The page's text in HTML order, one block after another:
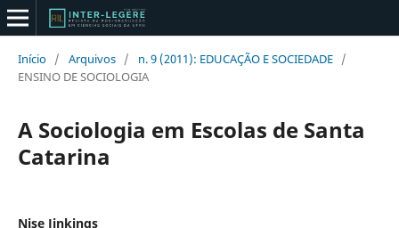
Início / Arquivos / n. 9 (2011): EDUCAÇÃO E SOCIEDADE /
ENSINO DE SOCIOLOGIA
A Sociologia em Escolas de Santa
Catarina
Nise Jinkings